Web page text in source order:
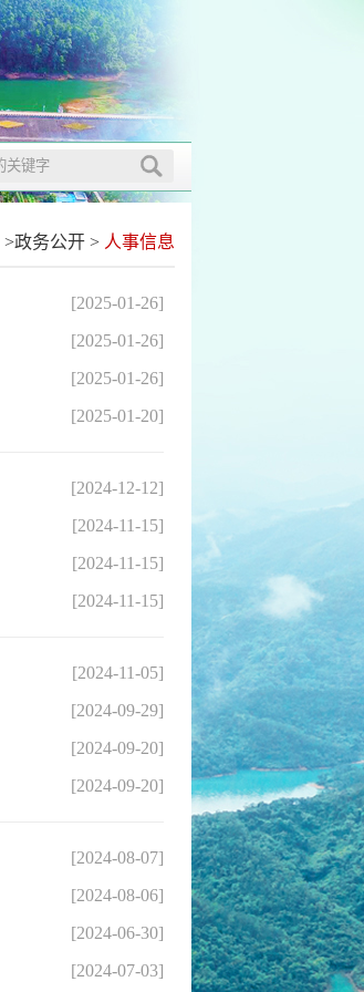
>政务公开 > 人事信息
[2025-01-26]
[2025-01-26]
[2025-01-26]
[2025-01-20]
[2024-12-12]
[2024-11-15]
[2024-11-15]
[2024-11-15]
[2024-11-05]
[2024-09-29]
[2024-09-20]
[2024-09-20]
[2024-08-07]
[2024-08-06]
[2024-06-30]
[2024-07-03]